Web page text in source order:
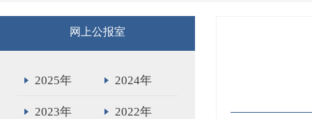
网上公报室
2025年 2024年
2023年 2022年